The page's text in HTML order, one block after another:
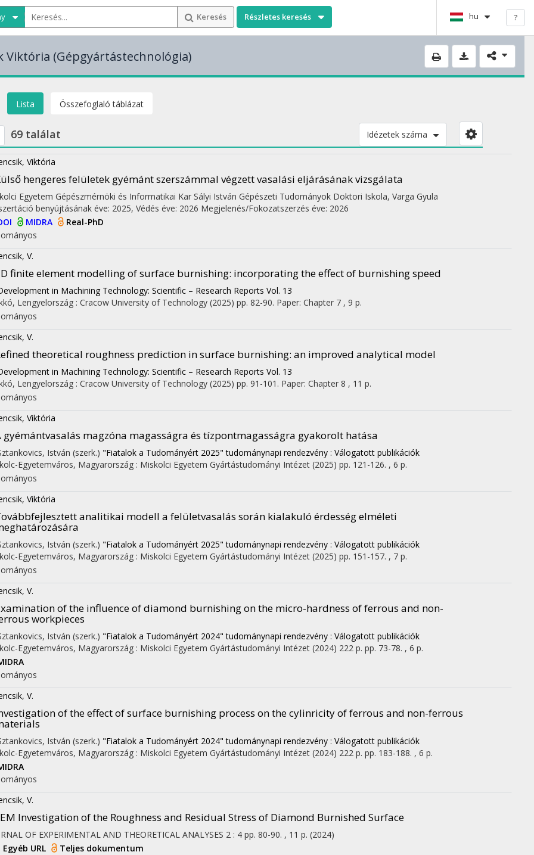
Keresés Részletes keresés hu ?
Viktória (Gépgyártástechnológia)
Lista Összefoglaló táblázat
69 találat Idézetek száma
Viktória
hengeres felületek gyémánt szerszámmal végzett vasalási eljárásának vizsgálata
Egyetem Gépészmérnöki és Informatikai Kar Sályi István Gépészeti Tudományok Doktori Iskola, Varga Gyula
benyújtásának éve: 2025, Védés éve: 2026 Megjelenés/Fokozatszerzés éve: 2026
MIDRA
Real-PhD
V.
finite element modelling of surface burnishing: incorporating the effect of burnishing speed
in Machining Technology: Scientific – Research Reports Vol. 13
Lengyelország : Cracow University of Technology (2025) pp. 82-90. Paper: Chapter 7 , 9 p.
V.
theoretical roughness prediction in surface burnishing: an improved analytical model
in Machining Technology: Scientific – Research Reports Vol. 13
Lengyelország : Cracow University of Technology (2025) pp. 91-101. Paper: Chapter 8 , 11 p.
Viktória
gyémántvasalás magzóna magasságra és tízpontmagasságra gyakorolt hatása
István (szerk.) "Fiatalok a Tudományért 2025" tudománynapi rendezvény : Válogatott publikációk
Egyetemváros, Magyarország : Miskolci Egyetem Gyártástudományi Intézet (2025) pp. 121-126. , 6 p.
Viktória
analitikai modell a felületvasalás során kialakuló érdesség elméleti
István (szerk.) "Fiatalok a Tudományért 2025" tudománynapi rendezvény : Válogatott publikációk
Egyetemváros, Magyarország : Miskolci Egyetem Gyártástudományi Intézet (2025) pp. 151-157. , 7 p.
V.
of the influence of diamond burnishing on the micro-hardness of ferrous and non-
workpieces
István (szerk.) "Fiatalok a Tudományért 2024" tudománynapi rendezvény : Válogatott publikációk
Egyetemváros, Magyarország : Miskolci Egyetem Gyártástudományi Intézet (2024) 222 p. pp. 73-78. , 6 p.
V.
of the effect of surface burnishing process on the cylinricity of ferrous and non-ferrous
István (szerk.) "Fiatalok a Tudományért 2024" tudománynapi rendezvény : Válogatott publikációk
Egyetemváros, Magyarország : Miskolci Egyetem Gyártástudományi Intézet (2024) 222 p. pp. 183-188. , 6 p.
V.
Investigation of the Roughness and Residual Stress of Diamond Burnished Surface
OF EXPERIMENTAL AND THEORETICAL ANALYSES 2 : 4 pp. 80-90. , 11 p. (2024)
Egyéb URL
Teljes dokumentum